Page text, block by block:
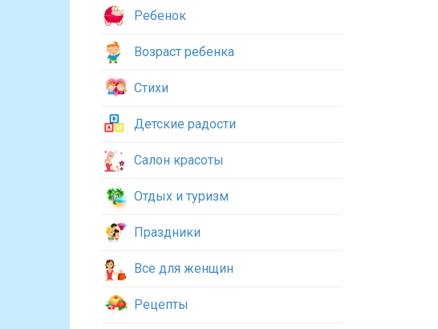
Ребенок
Возраст ребенка
Стихи
Детские радости
Салон красоты
Отдых и туризм
Праздники
Все для женщин
Рецепты